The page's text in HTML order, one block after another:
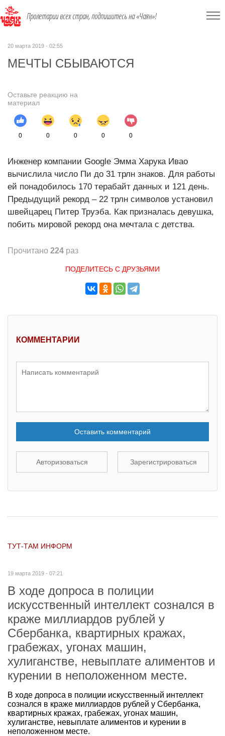
Пролетарии всех стран, подпишитесь на «Чаян»!
20 марта 2019 - 02:55
МЕЧТЫ СБЫВАЮТСЯ
Оставьте реакцию на
материал
0 0 0 0 0
Инженер компании Google Эмма Харука Ивао
вычислила число Пи до 31 трлн знаков. Для работы
ей понадобилось 170 терабайт данных и 121 день.
Предыдущий рекорд – 22 трлн символов установил
швейцарец Питер Труэба. Как призналась девушка,
побить мировой рекорд она мечтала с детства.
Прочитано 224 раз
ПОДЕЛИТЕСЬ С ДРУЗЬЯМИ
КОММЕНТАРИИ
Оставить комментарий
Авторизоваться Зарегистрироваться
ТУТ-ТАМ ИНФОРМ
19 марта 2019 - 07:21
В ходе допроса в полиции
искусственный интеллект сознался в
краже миллиардов рублей у
Сбербанка, квартирных кражах,
грабежах, угонах машин,
хулиганстве, невыплате алиментов и
курении в неположенном месте.
В ходе допроса в полиции искусственный интеллект
сознался в краже миллиардов рублей у Сбербанка,
квартирных кражах, грабежах, угонах машин,
хулиганстве, невыплате алиментов и курении в
неположенном месте.